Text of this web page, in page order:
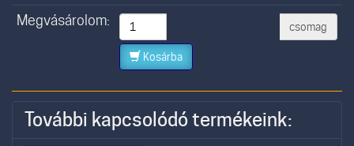
Megvásárolom: csomag
Kosárba
További kapcsolódó termékeink: